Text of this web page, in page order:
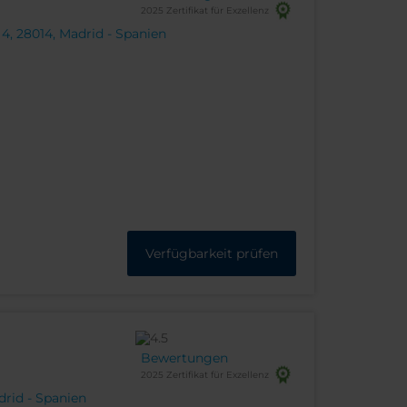
28014, Madrid - Spanien
2025 Zertifikat für Exzellenz
Verfügbarkeit prüfen
- Spanien
Bewertungen
2025 Zertifikat für Exzellenz